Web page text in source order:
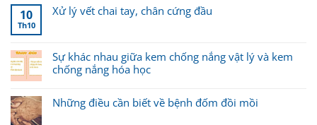
10
Th10
Xử lý vết chai tay, chân cứng đầu
Sự khác nhau giữa kem chống nắng vật lý và kem
chống nắng hóa học
Những điều cần biết về bệnh đốm đồi mồi